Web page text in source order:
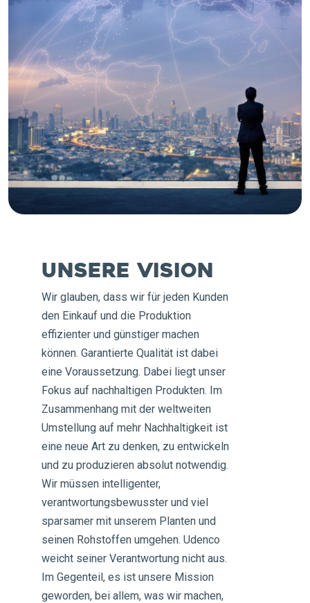
Unsere Vision
Wir glauben, dass wir für jeden Kunden
den Einkauf und die Produktion
effizienter und günstiger machen
können. Garantierte Qualität ist dabei
eine Voraussetzung. Dabei liegt unser
Fokus auf nachhaltigen Produkten. Im
Zusammenhang mit der weltweiten
Umstellung auf mehr Nachhaltigkeit ist
eine neue Art zu denken, zu entwickeln
und zu produzieren absolut notwendig.
Wir müssen intelligenter,
verantwortungsbewusster und viel
sparsamer mit unserem Planten und
seinen Rohstoffen umgehen. Udenco
weicht seiner Verantwortung nicht aus.
Im Gegenteil, es ist unsere Mission
geworden, bei allem, was wir machen,